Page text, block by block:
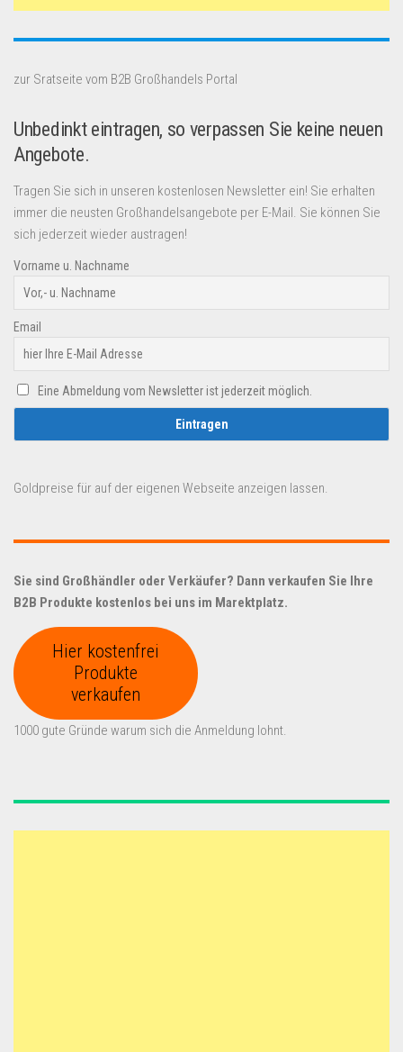
zur Sratseite vom B2B Großhandels Portal
Unbedinkt eintragen, so verpassen Sie keine neuen
Angebote.
Tragen Sie sich in unseren kostenlosen Newsletter ein! Sie erhalten
immer die neusten Großhandelsangebote per E-Mail. Sie können Sie
sich jederzeit wieder austragen!
Vorname u. Nachname
Email
Eine Abmeldung vom Newsletter ist jederzeit möglich.
Goldpreise für auf der eigenen Webseite anzeigen lassen.
Sie sind Großhändler oder Verkäufer? Dann verkaufen Sie Ihre
B2B Produkte kostenlos bei uns im Marektplatz.
Hier kostenfrei
Produkte
verkaufen
1000 gute Gründe warum sich die Anmeldung lohnt.